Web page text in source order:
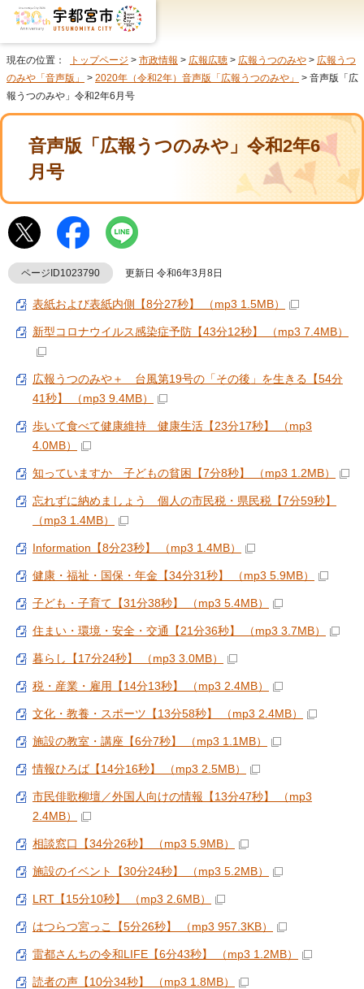
現在の位置： トップページ > 市政情報 > 広報広聴 > 広報うつのみや > 広報うつ
のみや「音声版」
> 2020年（令和2年）音声版「広報うつのみや」
> 音声版「広
報うつのみや」令和2年6月号
音声版「広報うつのみや」令和2年6
月号
ページID1023790 更新日 令和6年3月8日
表紙および表紙内側【8分27秒】 （mp3 1.5MB）
新型コロナウイルス感染症予防【43分12秒】 （mp3 7.4MB）
広報うつのみや＋ 台風第19号の「その後」を生きる【54分
41秒】 （mp3 9.4MB）
歩いて食べて健康維持 健康生活【23分17秒】 （mp3
4.0MB）
知っていますか 子どもの貧困【7分8秒】 （mp3 1.2MB）
忘れずに納めましょう 個人の市民税・県民税【7分59秒】
（mp3 1.4MB）
Information【8分23秒】 （mp3 1.4MB）
健康・福祉・国保・年金【34分31秒】 （mp3 5.9MB）
子ども・子育て【31分38秒】 （mp3 5.4MB）
住まい・環境・安全・交通【21分36秒】 （mp3 3.7MB）
暮らし【17分24秒】 （mp3 3.0MB）
税・産業・雇用【14分13秒】 （mp3 2.4MB）
文化・教養・スポーツ【13分58秒】 （mp3 2.4MB）
施設の教室・講座【6分7秒】 （mp3 1.1MB）
情報ひろば【14分16秒】 （mp3 2.5MB）
市民俳歌柳壇／外国人向けの情報【13分47秒】 （mp3
2.4MB）
相談窓口【34分26秒】 （mp3 5.9MB）
施設のイベント【30分24秒】 （mp3 5.2MB）
LRT【15分10秒】 （mp3 2.6MB）
はつらつ宮っこ【5分26秒】 （mp3 957.3KB）
雷都さんちの令和LIFE【6分43秒】 （mp3 1.2MB）
読者の声【10分34秒】 （mp3 1.8MB）